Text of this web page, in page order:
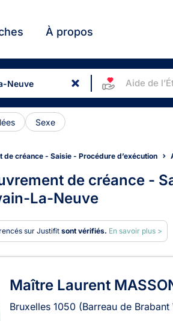
À propos
Aide de
Sexe
de créance - Saisie - Procédure d’exécution
de créance -
La-Neuve
sur Justifit sont vérifiés. En savoir plus >
Recouvrement
Maître Laurent
Bruxelles 1050 (Barreau de Brabant